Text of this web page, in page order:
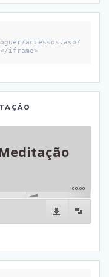
accessos.asp?
iframe>
00:00